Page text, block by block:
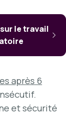
le travail
après 6
et sécurité